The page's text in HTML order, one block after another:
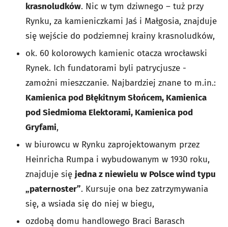
krasnoludków. Nic w tym dziwnego – tuż przy
Rynku, za kamieniczkami Jaś i Małgosia, znajduje
się wejście do podziemnej krainy krasnoludków,
ok. 60 kolorowych kamienic otacza wrocławski
Rynek. Ich fundatorami byli patrycjusze -
zamożni mieszczanie. Najbardziej znane to m.in.:
Kamienica pod Błękitnym Słońcem, Kamienica
pod Siedmioma Elektorami, Kamienica pod
Gryfami,
w biurowcu w Rynku zaprojektowanym przez
Heinricha Rumpa i wybudowanym w 1930 roku,
znajduje się jedna z niewielu w Polsce wind typu
„paternoster”. Kursuje ona bez zatrzymywania
się, a wsiada się do niej w biegu,
ozdobą domu handlowego Braci Barasch